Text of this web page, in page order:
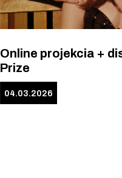
Online projekcia +
Prize
04.03.2026